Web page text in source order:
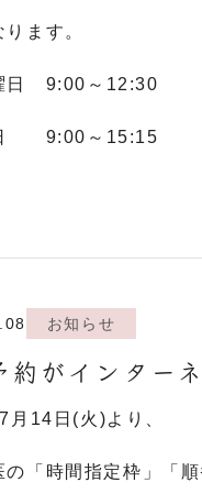
ます。
日 9:00～12:30
9:00～15:15
お知らせ
約がインター
月14日(火)より、
の「時間指定枠」「